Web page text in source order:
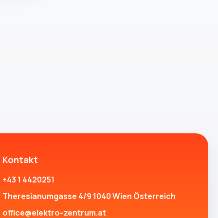
Kontakt
+43 1 4420251
Theresianumgasse 4/9 1040 Wien Österreich
office@elektro-zentrum.at